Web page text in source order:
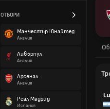
ОТБОРИ
Манчестър Юнайтед
Англия
Ливърпул
Англия
Арсенал
Англия
Реал Мадрид
Испания